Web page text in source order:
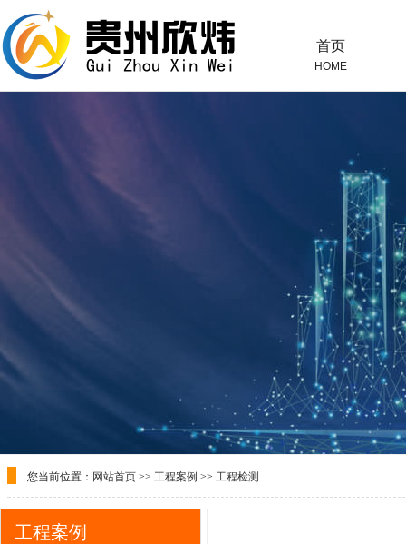
首页
HOME
您当前位置： 网站首页 >> 工程案例 >> 工程检测
工程案例